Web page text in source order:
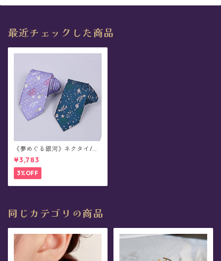
最近チェックした商品
《夢めぐる銀河》ネクタイ/リ
ボン
¥3,783
3%OFF
同じカテゴリの商品